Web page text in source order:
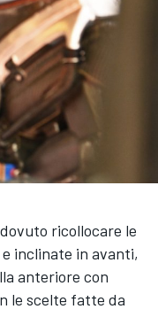
ricollocare le
inclinate in avanti,
anteriore con
le scelte fatte da